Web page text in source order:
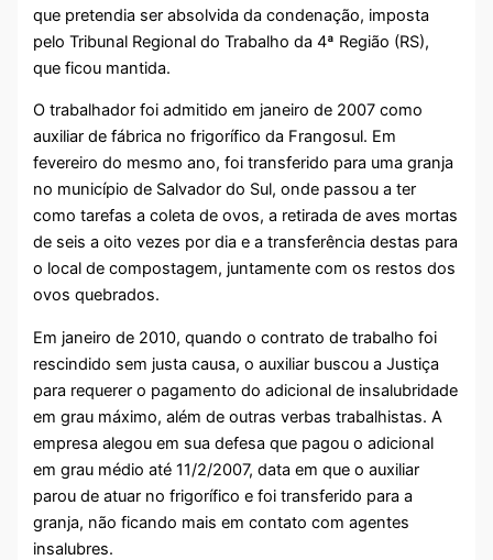
que pretendia ser absolvida da condenação, imposta
pelo Tribunal Regional do Trabalho da 4ª Região (RS),
que ficou mantida.
O trabalhador foi admitido em janeiro de 2007 como
auxiliar de fábrica no frigorífico da Frangosul. Em
fevereiro do mesmo ano, foi transferido para uma granja
no município de Salvador do Sul, onde passou a ter
como tarefas a coleta de ovos, a retirada de aves mortas
de seis a oito vezes por dia e a transferência destas para
o local de compostagem, juntamente com os restos dos
ovos quebrados.
Em janeiro de 2010, quando o contrato de trabalho foi
rescindido sem justa causa, o auxiliar buscou a Justiça
para requerer o pagamento do adicional de insalubridade
em grau máximo, além de outras verbas trabalhistas. A
empresa alegou em sua defesa que pagou o adicional
em grau médio até 11/2/2007, data em que o auxiliar
parou de atuar no frigorífico e foi transferido para a
granja, não ficando mais em contato com agentes
insalubres.